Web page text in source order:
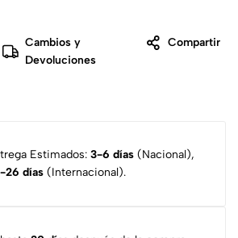
Cambios y
Devoluciones
Compartir
Estimados: 3-6 días(Nacional),
26 días(Internacional).